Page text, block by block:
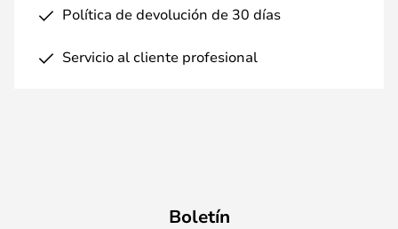
Política de devolución de 30 días
Servicio al cliente profesional
Boletín